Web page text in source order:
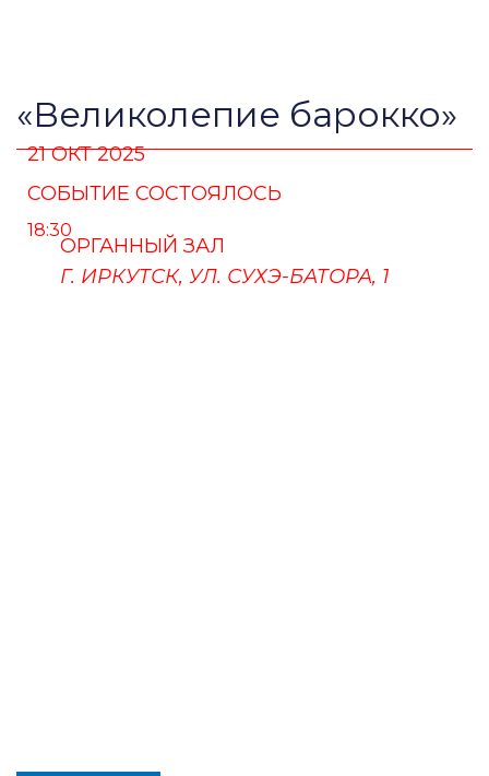
«Великолепие барокко»
21 ОКТ 2025
СОБЫТИЕ СОСТОЯЛОСЬ
18:30
ОРГАННЫЙ ЗАЛ
Г. ИРКУТСК, УЛ. СУХЭ-БАТОРА, 1